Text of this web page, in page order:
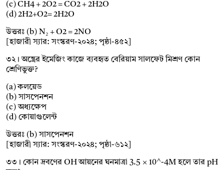
(c) CH4 + 2O2 = CO2 + 2H2O
(d) 2H2+O2= 2H2O
উত্তরঃ (b) N₂ + O2 = 2NO
[হাজারী স্যার: সংস্করণ-২০২৪; পৃষ্ঠা-৪৫২]
৩২। অন্ত্রের ইমেজিং কাজে ব্যবহৃত বেরিয়াম সালফেট মিশ্রণ কোন
শ্রেণিভুক্ত?
(a) কলয়েড
(b) সাসপেনশন
(c) অধ্যক্ষেপ
(d) কোয়াগুলেন্ট
উত্তরঃ (b) সাসপেনশন
[হাজারী স্যার: সংস্করণ-২০২৪; পৃষ্ঠা-৬১২]
৩৩। কোন দ্রবণের OH আয়নের ঘনমাত্রা 3.5 × 10^-4M হলে তার pH